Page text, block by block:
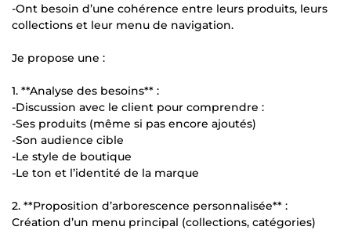
-Ont besoin d’une cohérence entre leurs produits, leurs
collections et leur menu de navigation.
Je propose une :
1. **Analyse des besoins** :
-Discussion avec le client pour comprendre :
-Ses produits (même si pas encore ajoutés)
-Son audience cible
-Le style de boutique
-Le ton et l’identité de la marque
2. **Proposition d’arborescence personnalisée** :
Création d’un menu principal (collections, catégories)